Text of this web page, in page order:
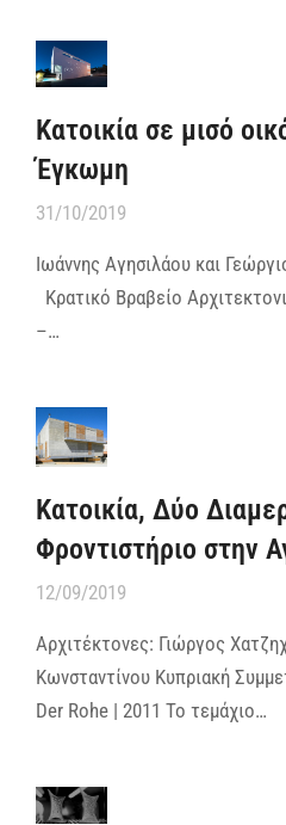
Κατοικία σε μισό
Έγκωμη
31/10/2019
Ιωάννης Αγησιλάου και
Κρατικό Βραβείο
–…
Κατοικία, Δύο
Φροντιστήριο στην
12/09/2019
Αρχιτέκτονες: Γιώργος
Κωνσταντίνου Κυπριακή
Der Rohe | 2011 Το τεμάχιο…